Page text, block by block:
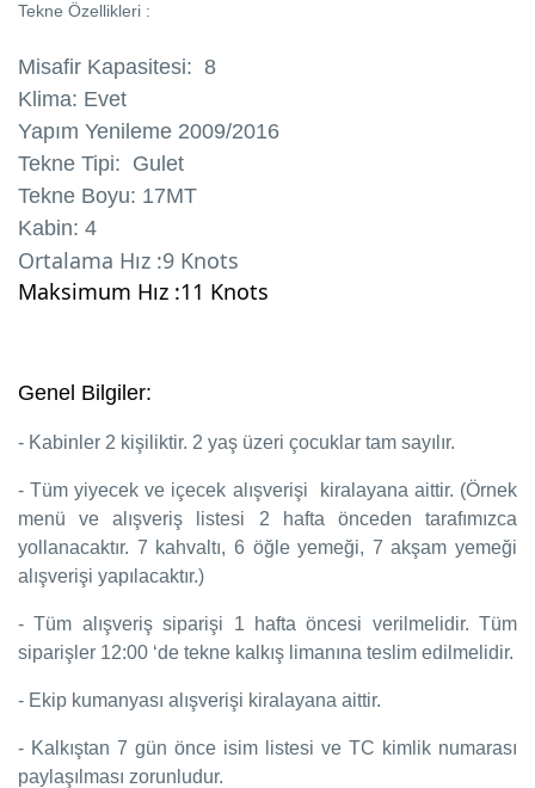
Tekne Özellikleri :
Misafir Kapasitesi: 8
Klima: Evet
Yapım Yenileme 2009/2016
Tekne Tipi: Gulet
Tekne Boyu: 17MT
Kabin: 4
Ortalama Hız :9 Knots
Maksimum Hız :11 Knots
Genel Bilgiler:
- Kabinler 2 kişiliktir. 2 yaş üzeri çocuklar tam sayılır.
- Tüm yiyecek ve içecek alışverişi kiralayana aittir. (Örnek
menü ve alışveriş listesi 2 hafta önceden tarafımızca
yollanacaktır. 7 kahvaltı, 6 öğle yemeği, 7 akşam yemeği
alışverişi yapılacaktır.)
- Tüm alışveriş siparişi 1 hafta öncesi verilmelidir. Tüm
siparişler 12:00 ‘de tekne kalkış limanına teslim edilmelidir.
- Ekip kumanyası alışverişi kiralayana aittir.
- Kalkıştan 7 gün önce isim listesi ve TC kimlik numarası
paylaşılması zorunludur.